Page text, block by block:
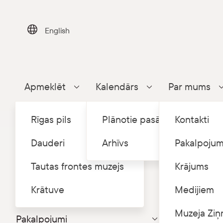
English
Apmeklēt Parādīt apakšizvēlni
Rīgas pils
Dauderi
Tautas frontes muzejs
Krātuve
Kalendārs Parādīt apakšizvēlni
Plānotie pasākumi
Arhīvs
Par mums
Kontakti
Krājums
Medijiem
Muzeja
Par mums
Pakalpojumi